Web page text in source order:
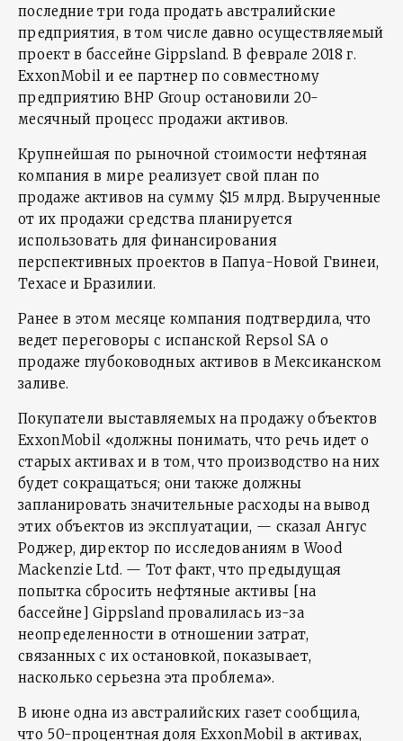
последние три года продать австралийские
предприятия, в том числе давно осуществляемый
проект в бассейне Gippsland. В феврале 2018 г.
ExxonMobil и ее партнер по совместному
предприятию BHP Group остановили 20-
месячный процесс продажи активов.
Крупнейшая по рыночной стоимости нефтяная
компания в мире реализует свой план по
продаже активов на сумму $15 млрд. Вырученные
от их продажи средства планируется
использовать для финансирования
перспективных проектов в Папуа-Новой Гвинеи,
Техасе и Бразилии.
Ранее в этом месяце компания подтвердила, что
ведет переговоры с испанской Repsol SA о
продаже глубоководных активов в Мексиканском
заливе.
Покупатели выставляемых на продажу объектов
ExxonMobil «должны понимать, что речь идет о
старых активах и в том, что производство на них
будет сокращаться; они также должны
запланировать значительные расходы на вывод
этих объектов из эксплуатации, — сказал Ангус
Роджер, директор по исследованиям в Wood
Mackenzie Ltd. — Тот факт, что предыдущая
попытка сбросить нефтяные активы [на
бассейне] Gippsland провалилась из-за
неопределенности в отношении затрат,
связанных с их остановкой, показывает,
насколько серьезна эта проблема».
В июне одна из австралийских газет сообщила,
что 50-процентная доля ExxonMobil в активах,